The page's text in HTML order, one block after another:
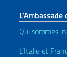
L’Ambassade
Qui sommes-
L’Italie et